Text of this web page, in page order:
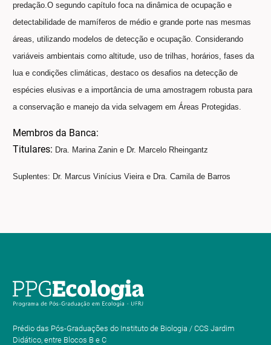
predação.O segundo capítulo foca na dinâmica de ocupação e
detectabilidade de mamíferos de médio e grande porte nas mesmas
áreas, utilizando modelos de detecção e ocupação. Considerando
variáveis ambientais como altitude, uso de trilhas, horários, fases da
lua e condições climáticas, destaco os desafios na detecção de
espécies elusivas e a importância de uma amostragem robusta para
a conservação e manejo da vida selvagem em Áreas Protegidas.
Membros da Banca:
Titulares: Dra. Marina Zanin e Dr. Marcelo Rheingantz
Suplentes: Dr. Marcus Vinícius Vieira e Dra. Camila de Barros
Prédio das Pós-Graduações do Instituto de Biologia / CCS Jardim
Didático, entre Blocos B e C